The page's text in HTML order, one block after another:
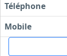
Téléphone
Mobile